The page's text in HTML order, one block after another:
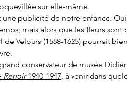
sur elle-même.
publicité de notre enfance.
mais alors que les fleurs
Velours (1568-1625) pourrait
conservateur de musée
Renoir 1940-1947 , à venir dans